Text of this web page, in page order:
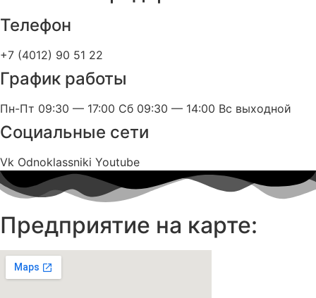
Телефон
+7 (4012) 90 51 22
График работы
Пн-Пт 09:30 — 17:00 Сб 09:30 — 14:00 Вс выходной
Социальные сети
Vk Odnoklassniki Youtube
Предприятие на карте: